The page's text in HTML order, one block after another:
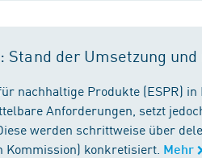
der Umsetzung
nachhaltige Produkte (ESPR)
Anforderungen, setzt
werden schrittweise über
konkretisiert. Mehr